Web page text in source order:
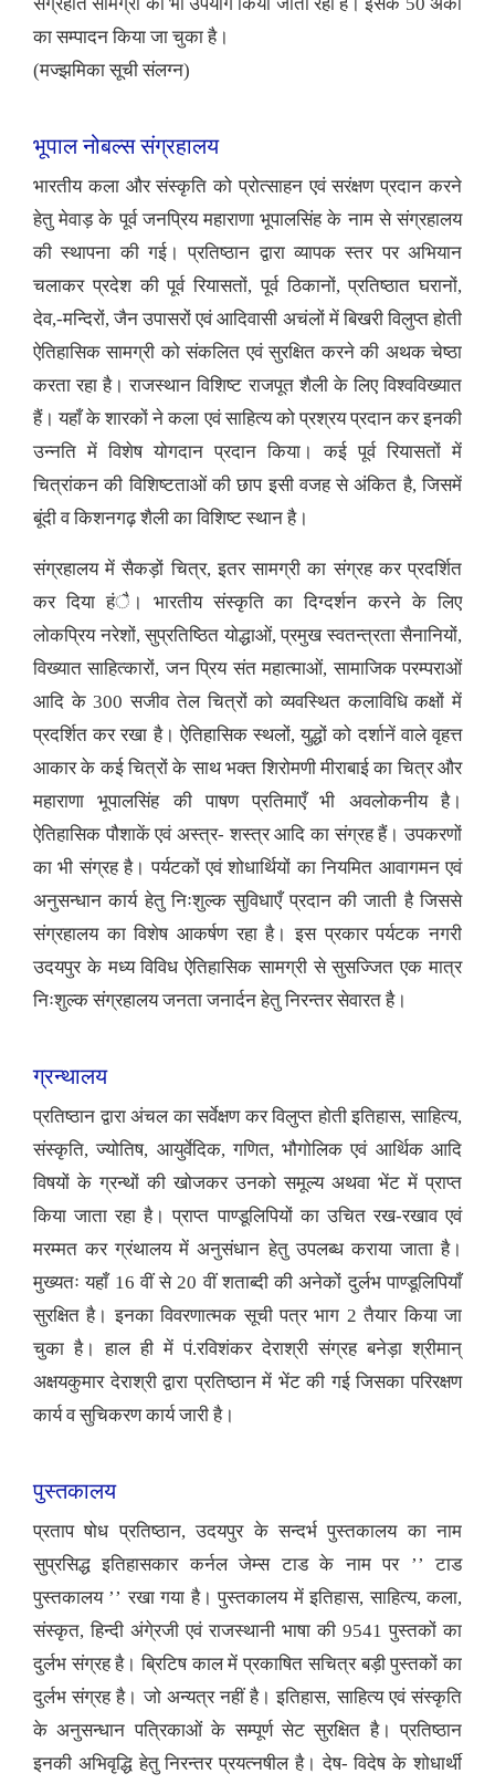
का सम्पादन किया जा चुका है।
(मज्झमिका सूची संलग्न)
भूपाल नोबल्स संग्रहालय
भारतीय कला और संस्कृति को प्रोत्साहन एवं सरंक्षण प्रदान करने
हेतु मेवाड़ के पूर्व जनप्रिय महाराणा भूपालसिंह के नाम से संग्रहालय
की स्थापना की गई। प्रतिष्ठान द्वारा व्यापक स्तर पर अभियान
चलाकर प्रदेश की पूर्व रियासतों, पूर्व ठिकानों, प्रतिष्ठात घरानों,
देव,-मन्दिरों, जैन उपासरों एवं आदिवासी अचंलों में बिखरी विलुप्त होती
ऐतिहासिक सामग्री को संकलित एवं सुरक्षित करने की अथक चेष्ठा
करता रहा है। राजस्थान विशिष्ट राजपूत शैली के लिए विश्वविख्यात
हैं। यहाँ के शारकों ने कला एवं साहित्य को प्रश्रय प्रदान कर इनकी
उन्नति में विशेष योगदान प्रदान किया। कई पूर्व रियासतों में
चित्रांकन की विशिष्टताओं की छाप इसी वजह से अंकित है, जिसमें
बूंदी व किशनगढ़ शैली का विशिष्ट स्थान है।
संग्रहालय में सैकड़ों चित्र, इतर सामग्री का संग्रह कर प्रदर्शित
कर दिया हंै। भारतीय संस्कृति का दिग्दर्शन करने के लिए
लोकप्रिय नरेशों, सुप्रतिष्ठित योद्धाओं, प्रमुख स्वतन्त्रता सैनानियों,
विख्यात साहित्कारों, जन प्रिय संत महात्माओं, सामाजिक परम्पराओं
आदि के 300 सजीव तेल चित्रों को व्यवस्थित कलाविधि कक्षों में
प्रदर्शित कर रखा है। ऐतिहासिक स्थलों, युद्धों को दर्शानें वाले वृहत्त
आकार के कई चित्रों के साथ भक्त शिरोमणी मीराबाई का चित्र और
महाराणा भूपालसिंह की पाषण प्रतिमाएँ भी अवलोकनीय है।
ऐतिहासिक पौशाकें एवं अस्त्र- शस्त्र आदि का संग्रह हैं। उपकरणों
का भी संग्रह है। पर्यटकों एवं शोधार्थियों का नियमित आवागमन एवं
अनुसन्धान कार्य हेतु निःशुल्क सुविधाएँ प्रदान की जाती है जिससे
संग्रहालय का विशेष आकर्षण रहा है। इस प्रकार पर्यटक नगरी
उदयपुर के मध्य विविध ऐतिहासिक सामग्री से सुसज्जित एक मात्र
निःशुल्क संग्रहालय जनता जनार्दन हेतु निरन्तर सेवारत है।
ग्रन्थालय
प्रतिष्ठान द्वारा अंचल का सर्वेक्षण कर विलुप्त होती इतिहास, साहित्य,
संस्कृति, ज्योतिष, आयुर्वेदिक, गणित, भौगोलिक एवं आर्थिक आदि
विषयों के ग्रन्थों की खोजकर उनको समूल्य अथवा भेंट में प्राप्त
किया जाता रहा है। प्राप्त पाण्डूलिपियों का उचित रख-रखाव एवं
मरम्मत कर ग्रंथालय में अनुसंधान हेतु उपलब्ध कराया जाता है।
मुख्यतः यहाँ 16 वीं से 20 वीं शताब्दी की अनेकों दुर्लभ पाण्डूलिपियाँ
सुरक्षित है। इनका विवरणात्मक सूची पत्र भाग 2 तैयार किया जा
चुका है। हाल ही में पं.रविशंकर देराश्री संग्रह बनेड़ा श्रीमान्
अक्षयकुमार देराश्री द्वारा प्रतिष्ठान में भेंट की गई जिसका परिरक्षण
कार्य व सुचिकरण कार्य जारी है।
पुस्तकालय
प्रताप षोध प्रतिष्ठान, उदयपुर के सन्दर्भ पुस्तकालय का नाम
सुप्रसिद्ध इतिहासकार कर्नल जेम्स टाड के नाम पर ’’ टाड
पुस्तकालय ’’ रखा गया है। पुस्तकालय में इतिहास, साहित्य, कला,
संस्कृत, हिन्दी अंगे्रजी एवं राजस्थानी भाषा की 9541 पुस्तकों का
दुर्लभ संग्रह है। ब्रिटिष काल में प्रकाषित सचित्र बड़ी पुस्तकों का
दुर्लभ संग्रह है। जो अन्यत्र नहीं है। इतिहास, साहित्य एवं संस्कृति
के अनुसन्धान पत्रिकाओं के सम्पूर्ण सेट सुरक्षित है। प्रतिष्ठान
इनकी अभिवृद्धि हेतु निरन्तर प्रयत्नषील है। देष- विदेष के शोधार्थी